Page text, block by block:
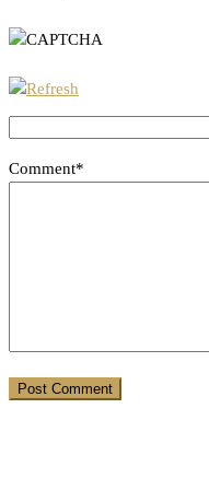
Comment*